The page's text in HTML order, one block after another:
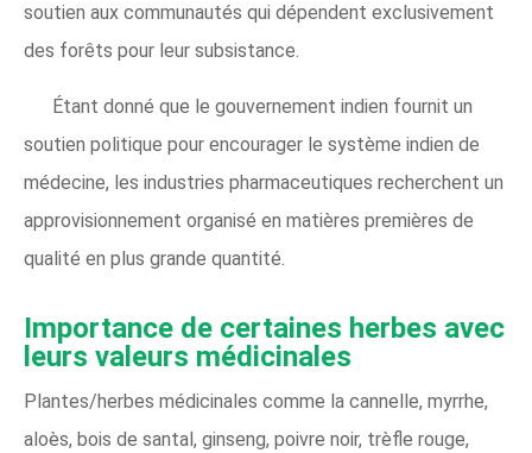
soutien aux communautés qui dépendent exclusivement
des forêts pour leur subsistance.
Étant donné que le gouvernement indien fournit un
soutien politique pour encourager le système indien de
médecine, les industries pharmaceutiques recherchent un
approvisionnement organisé en matières premières de
qualité en plus grande quantité.
Importance de certaines herbes avec
leurs valeurs médicinales
Plantes/herbes médicinales comme la cannelle, myrrhe,
aloès, bois de santal, ginseng, poivre noir, trèfle rouge,